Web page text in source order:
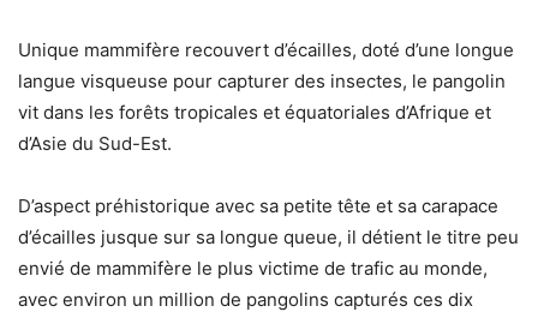
Unique mammifère recouvert d’écailles, doté d’une longue
langue visqueuse pour capturer des insectes, le pangolin
vit dans les forêts tropicales et équatoriales d’Afrique et
d’Asie du Sud-Est.
D’aspect préhistorique avec sa petite tête et sa carapace
d’écailles jusque sur sa longue queue, il détient le titre peu
envié de mammifère le plus victime de trafic au monde,
avec environ un million de pangolins capturés ces dix